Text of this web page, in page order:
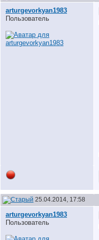
arturgevorkyan1983
Пользователь
25.04.2014, 17:58
arturgevorkyan1983
Пользователь